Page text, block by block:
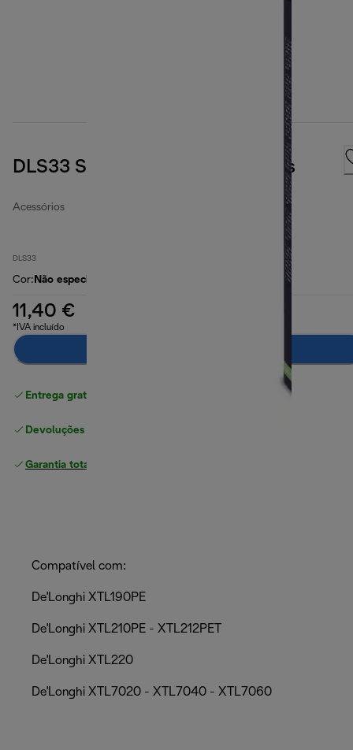
DLS33 Sacos de filtro microfibras
Acessórios
DLS33
Cor: Não especificado
11,40 €
*IVA incluído
Entrega gratuita padrão
Devoluções gratuitas
Garantia total
Compatível com:
De'Longhi XTL190PE
De'Longhi XTL210PE - XTL212PET
De'Longhi XTL220
De'Longhi XTL7020 - XTL7040 - XTL7060